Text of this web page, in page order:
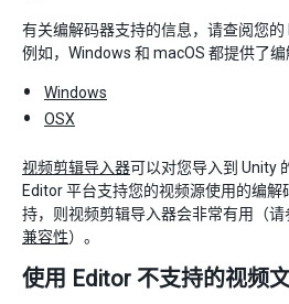
有关编解码器支持的信息，请查阅您的
例如，Windows 和 macOS 都提供了编
Windows
OSX
视频剪辑导入器可以对您导入到 Unity
Editor 平台支持您的视频源使用的编
持，则视频剪辑导入器会非常有用（请
兼容性）。
使用 Editor 不支持的视频